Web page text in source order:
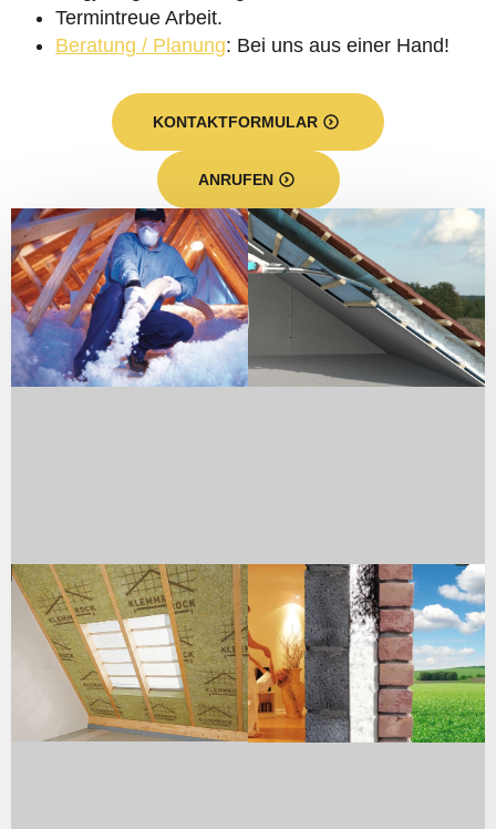
Termintreue Arbeit.
Beratung / Planung: Bei uns aus einer Hand!
KONTAKTFORMULAR
ANRUFEN